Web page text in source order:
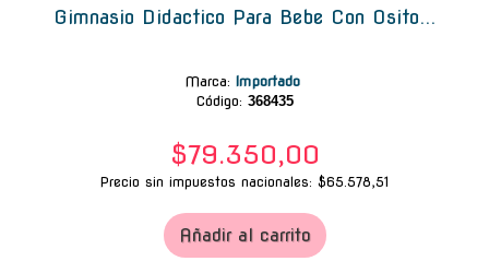
Gimnasio Didactico Para Bebe Con Osito...
Marca: Importado
Código: 368435
$79.350,00
Precio sin impuestos nacionales: $65.578,51
Añadir al carrito